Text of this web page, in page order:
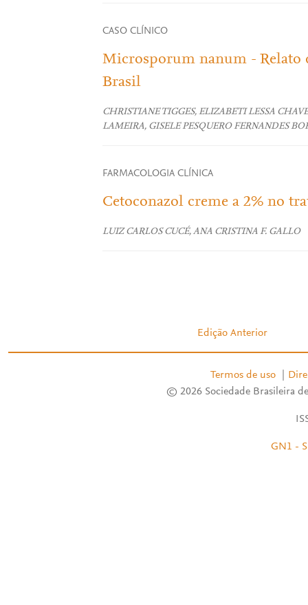
CASO CLÍNICO
Microsporum nanum - Relato
Brasil
CHRISTIANE TIGGES, ELIZABETI LESSA
LAMEIRA, GISELE PESQUERO FERNANDES
FARMACOLOGIA CLÍNICA
Cetoconazol creme a 2% no
LUIZ CARLOS CUCÉ, ANA CRISTINA F. GALLO
Edição Anterior
Termos de uso
© 2026 Sociedade Brasileira
GN1 -